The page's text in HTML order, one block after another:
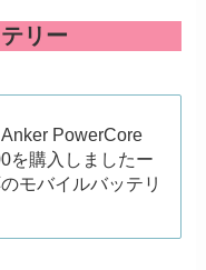
リー
Anker PowerCore
を購入しましたー
モバイルバッテリ